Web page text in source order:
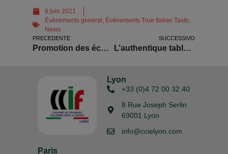
6 juin 2021
Événements general , Événements True Italian Taste,
News
PRECEDENTE
Promotion des échanges économique avec l’Italie
SUCCESSIVO
L’authentique table italienne : à table avec Dante
Lyon
+33 (0)4 72 00 32 40
8 Rue Joseph Serlin
69001 Lyon
info@ccielyon.com
Paris